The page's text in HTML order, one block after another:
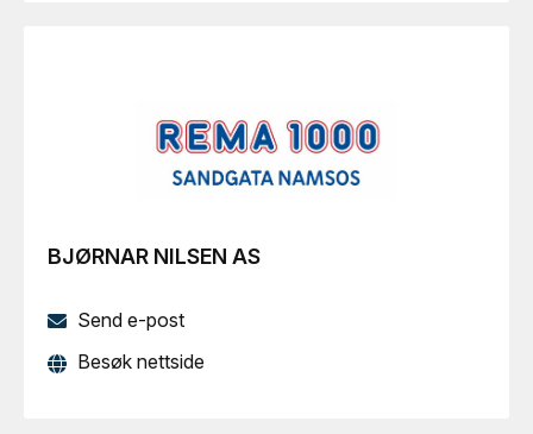
BJØRNAR NILSEN AS
Send e-post
Besøk nettside